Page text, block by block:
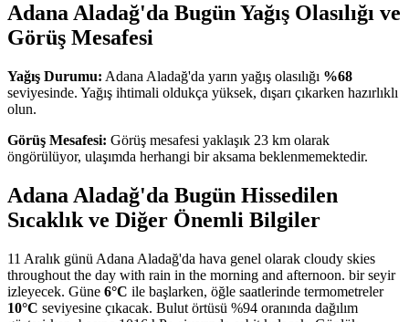
Adana Aladağ'da Bugün Yağış Olasılığı ve
Görüş Mesafesi
Yağış Durumu: Adana Aladağ'da yarın yağış olasılığı %68
seviyesinde. Yağış ihtimali oldukça yüksek, dışarı çıkarken hazırlıklı
olun.
Görüş Mesafesi: Görüş mesafesi yaklaşık 23 km olarak
öngörülüyor, ulaşımda herhangi bir aksama beklenmemektedir.
Adana Aladağ'da Bugün Hissedilen
Sıcaklık ve Diğer Önemli Bilgiler
11 Aralık günü Adana Aladağ'da hava genel olarak cloudy skies
throughout the day with rain in the morning and afternoon. bir seyir
izleyecek. Güne 6°C ile başlarken, öğle saatlerinde termometreler
10°C seviyesine çıkacak. Bulut örtüsü %94 oranında dağılım